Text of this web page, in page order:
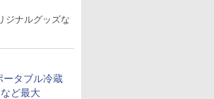
ジナルグッズな
ータブル冷蔵
ど最大